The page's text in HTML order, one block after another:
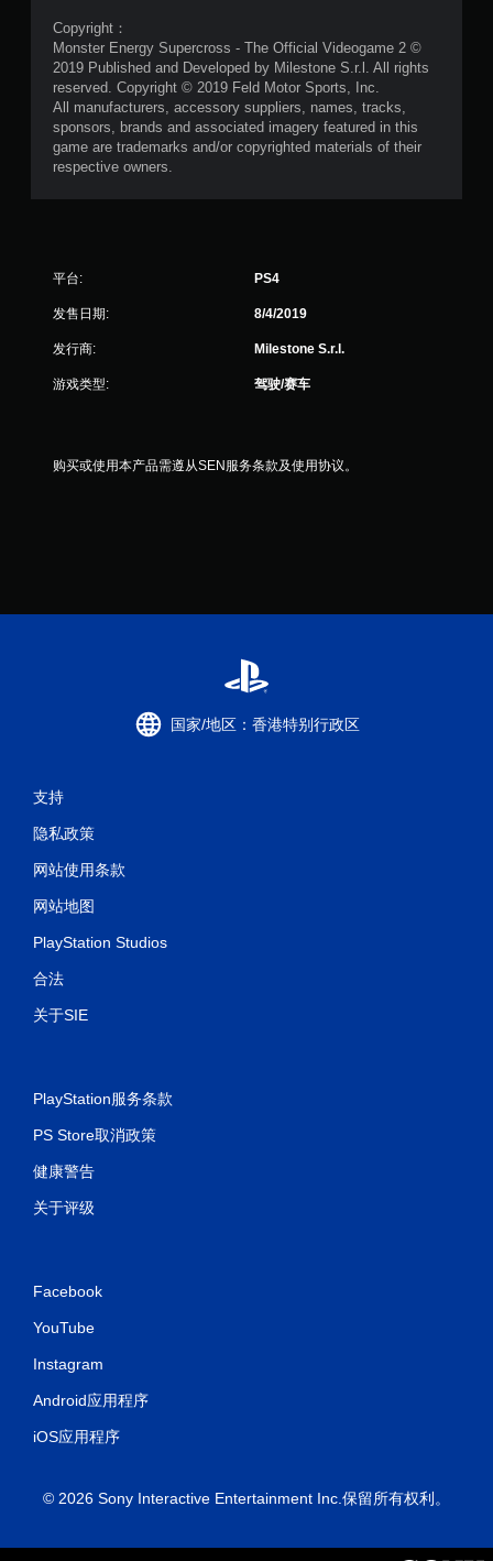
Copyright：
Monster Energy Supercross - The Official Videogame 2 ©
2019 Published and Developed by Milestone S.r.l. All rights
reserved. Copyright © 2019 Feld Motor Sports, Inc.
All manufacturers, accessory suppliers, names, tracks,
sponsors, brands and associated imagery featured in this
game are trademarks and/or copyrighted materials of their
respective owners.
平台: PS4
发售日期: 8/4/2019
发行商: Milestone S.r.l.
游戏类型: 驾驶/赛车
购买或使用本产品需遵从SEN服务条款及使用协议。
国家/地区：香港特别行政区
支持
隐私政策
网站使用条款
网站地图
PlayStation Studios
合法
关于SIE
PlayStation服务条款
PS Store取消政策
健康警告
关于评级
Facebook
YouTube
Instagram
Android应用程序
iOS应用程序
© 2026 Sony Interactive Entertainment Inc.保留所有权利。